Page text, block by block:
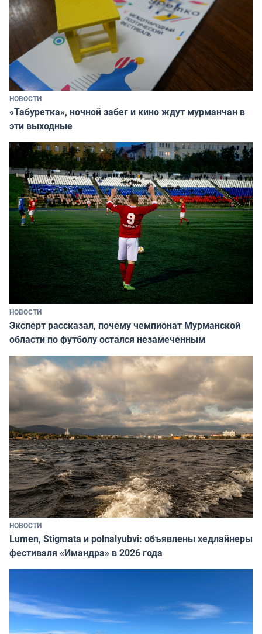
НОВОСТИ
«Табуретка», ночной забег и кино ждут мурманчан в
эти выходные
НОВОСТИ
Эксперт рассказал, почему чемпионат Мурманской
области по футболу остался незамеченным
НОВОСТИ
Lumen, Stigmata и polnalyubvi: объявлены хедлайнеры
фестиваля «Имандра» в 2026 года